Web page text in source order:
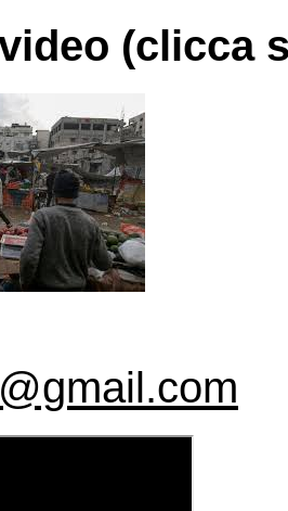
(clicca